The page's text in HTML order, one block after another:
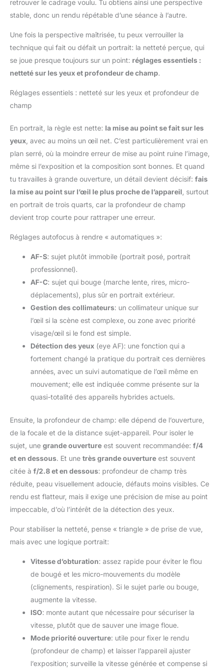
retrouver le cadrage voulu. Tu obtiens ainsi une perspective
stable, donc un rendu répétable d’une séance à l’autre.
Une fois la perspective maîtrisée, tu peux verrouiller la
technique qui fait ou défait un portrait: la netteté perçue, qui
se joue presque toujours sur un point: réglages essentiels :
netteté sur les yeux et profondeur de champ.
Réglages essentiels : netteté sur les yeux et profondeur de
champ
En portrait, la règle est nette: la mise au point se fait sur les
yeux , avec au moins un œil net. C’est particulièrement vrai en
plan serré, où la moindre erreur de mise au point ruine l’image,
même si l’exposition et la composition sont bonnes. Et quand
tu travailles à grande ouverture, un détail devient décisif: fais
la mise au point sur l’œil le plus proche de l’appareil , surtout
en portrait de trois quarts, car la profondeur de champ
devient trop courte pour rattraper une erreur.
Réglages autofocus à rendre « automatiques »:
AF-S: sujet plutôt immobile (portrait posé, portrait
professionnel).
AF-C: sujet qui bouge (marche lente, rires, micro-
déplacements), plus sûr en portrait extérieur.
Gestion des collimateurs: un collimateur unique sur
l’œil si la scène est complexe, ou zone avec priorité
visage/œil si le fond est simple.
Détection des yeux (eye AF): une fonction qui a
fortement changé la pratique du portrait ces dernières
années, avec un suivi automatique de l’œil même en
mouvement; elle est indiquée comme présente sur la
quasi-totalité des appareils hybrides actuels.
Ensuite, la profondeur de champ: elle dépend de l’ouverture,
de la focale et de la distance sujet-appareil. Pour isoler le
sujet, une grande ouverture est souvent recommandée: f/4
et en dessous. Et une très grande ouverture est souvent
citée à f/2.8 et en dessous: profondeur de champ très
réduite, peau visuellement adoucie, défauts moins visibles. Ce
rendu est flatteur, mais il exige une précision de mise au point
impeccable, d’où l’intérêt de la détection des yeux.
Pour stabiliser la netteté, pense « triangle » de prise de vue,
mais avec une logique portrait:
Vitesse d’obturation: assez rapide pour éviter le flou
de bougé et les micro-mouvements du modèle
(clignements, respiration). Si le sujet parle ou bouge,
augmente la vitesse.
ISO: monte autant que nécessaire pour sécuriser la
vitesse, plutôt que de sauver une image floue.
Mode priorité ouverture: utile pour fixer le rendu
(profondeur de champ) et laisser l’appareil ajuster
l’exposition; surveille la vitesse générée et compense si